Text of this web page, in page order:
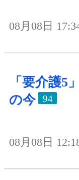
08月08日
「要介護5
の今
94
08月08日